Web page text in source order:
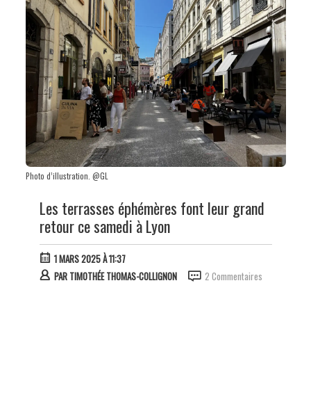
Photo d’illustration. @GL
Les terrasses éphémères font leur grand
retour ce samedi à Lyon
1 MARS 2025 À 11:37
PAR TIMOTHÉE THOMAS-COLLIGNON 2 Commentaires